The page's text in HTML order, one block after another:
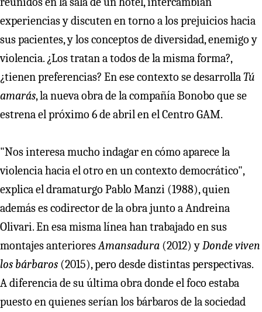
experiencias y discuten en torno a los prejuicios hacia
sus pacientes, y los conceptos de diversidad, enemigo y
violencia. ¿Los tratan a todos de la misma forma?,
¿tienen preferencias? En ese contexto se desarrollaTú
amarás, la nueva obra de la compañía Bonobo que se
estrena el próximo 6 de abril en el Centro GAM.
"Nos interesa mucho indagar en cómo aparece la
violencia hacia el otro en un contexto democrático",
explica el dramaturgo Pablo Manzi (1988), quien
además es codirector de la obra junto a Andreina
Olivari. En esa misma línea han trabajado en sus
montajes anterioresAmansadura (2012) yDonde viven
los bárbaros (2015), pero desde distintas perspectivas.
A diferencia de su última obra donde el foco estaba
puesto en quienes serían los bárbaros de la sociedad